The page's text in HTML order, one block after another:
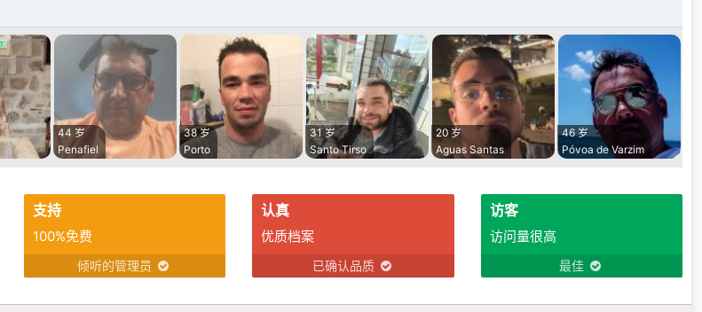
44 岁
Penafiel
38 岁
Porto
31 岁
Santo Tirso
20 岁
Aguas Santas
46 岁
Póvoa de Varzim
支持
100%免费
倾听的管理员
认真
优质档案
已确认品质
访客
访问量很高
最佳